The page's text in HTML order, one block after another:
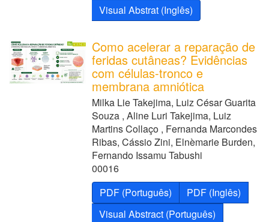
Visual Abstrat (Inglês)
Como acelerar a reparação de
feridas cutâneas? Evidências
com células-tronco e
membrana amniótica
Milka Lie Takejima, Luiz César Guarita
Souza , Aline Luri Takejima, Luiz
Martins Collaço , Fernanda Marcondes
Ribas, Cássio Zini, Elnèmarie Burden,
Fernando Issamu Tabushi
00016
PDF (Português)
PDF (Inglês)
Visual Abstract (Português)